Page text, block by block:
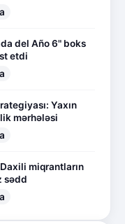
del Año 6" boks
etdi
Yaxın
mərhələsi
miqrantların
sədd